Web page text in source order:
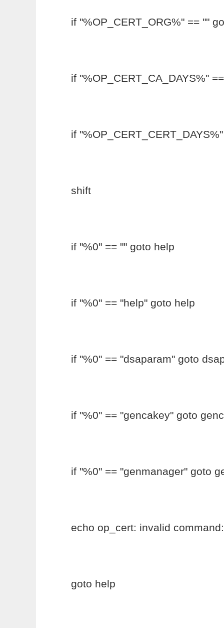
if "%OP_CERT_ORG%" == ""
if "%OP_CERT_CA_DAYS%"
if
shift
if "%0" == "" goto help
if "%0" == "help" goto help
if "%0" == "dsaparam" goto
if "%0" == "gencakey" goto
if "%0" == "genmanager" goto
echo op_cert: invalid
goto help